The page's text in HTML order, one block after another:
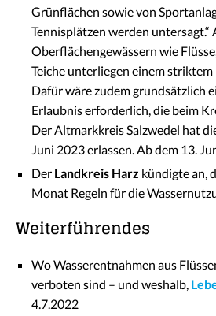
Grünflächen sowie von
Tennisplätzen werden untersagt.“
Oberflächengewässern wie
Teiche unterliegen einem
Dafür wäre zudem grundsätzlich
Erlaubnis erforderlich, die beim
Der Altmarkkreis Salzwedel hat
Juni 2023 erlassen. Ab dem 13.
Der Landkreis Harz kündigte an,
Monat Regeln für die
Weiterführendes
Wo Wasserentnahmen aus
verboten sind – und weshalb,
4.7.2022